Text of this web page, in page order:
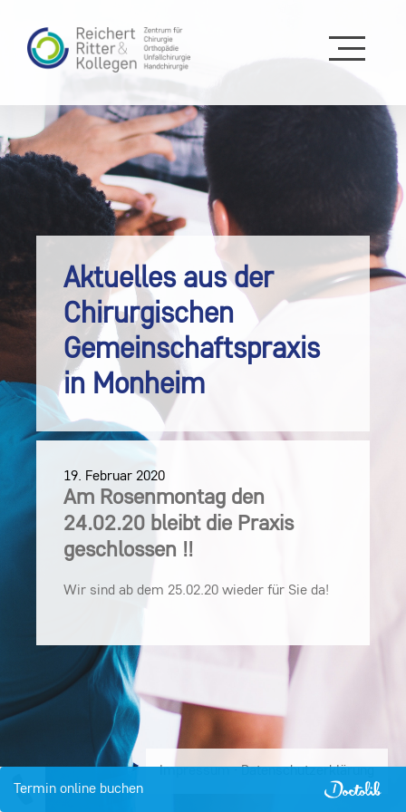
Termin online buchen
Aktuelles aus der
Chirurgischen
Gemeinschaftspraxis
in Monheim
19. Februar 2020
Am Rosenmontag den
24.02.20 bleibt die Praxis
geschlossen !!
Wir sind ab dem 25.02.20 wieder für Sie da!
Impressum·Datenschutzerklärung